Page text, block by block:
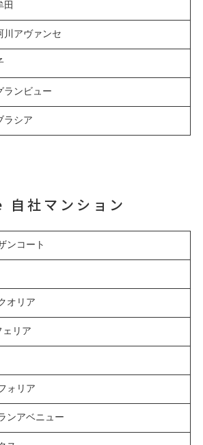
田
川アヴァンセ
ランビュー
ラシア
社マンション
ンコート
オリア
ェリア
ォリア
ンアベニュー